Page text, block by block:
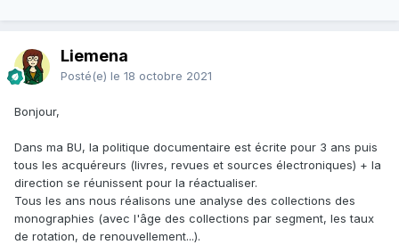
Liemena
Posté(e) le 18 octobre 2021
Bonjour,
Dans ma BU, la politique documentaire est écrite pour 3 ans puis
tous les acquéreurs (livres, revues et sources électroniques) + la
direction se réunissent pour la réactualiser.
Tous les ans nous réalisons une analyse des collections des
monographies (avec l'âge des collections par segment, les taux
de rotation, de renouvellement...).